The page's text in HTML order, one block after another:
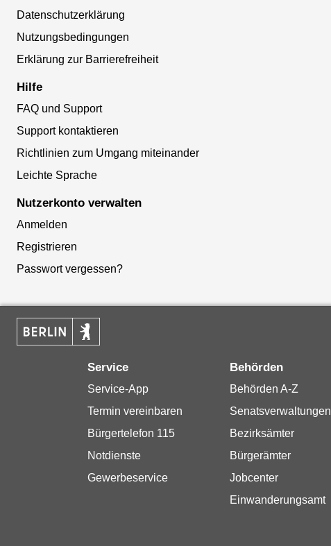
Datenschutzerklärung
Nutzungsbedingungen
Erklärung zur Barrierefreiheit
Hilfe
FAQ und Support
Support kontaktieren
Richtlinien zum Umgang miteinander
Leichte Sprache
Nutzerkonto verwalten
Anmelden
Registrieren
Passwort vergessen?
Service
Service-App
Termin vereinbaren
Bürgertelefon 115
Notdienste
Gewerbeservice
Behörden
Behörden A-Z
Senatsverwaltungen
Bezirksämter
Bürgerämter
Jobcenter
Einwanderungsamt